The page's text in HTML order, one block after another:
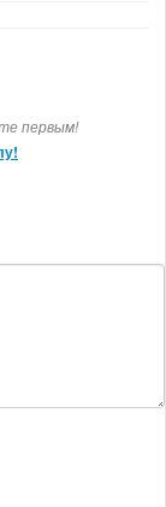
первым!